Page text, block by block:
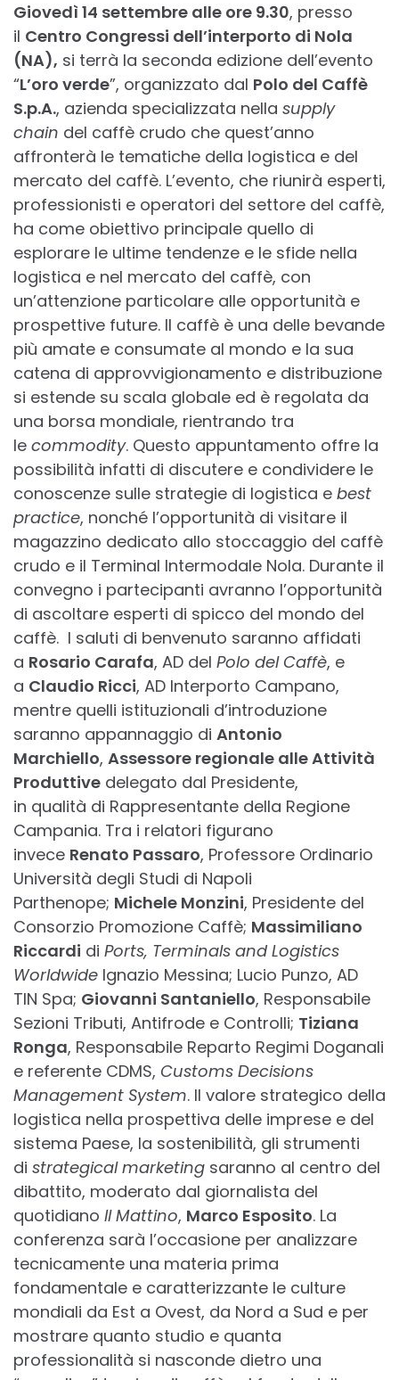
Giovedì 14 settembre alle ore 9.30, presso
il Centro Congressi dell’interporto di Nola
(NA), si terrà la seconda edizione dell’evento
“L’oro verde”, organizzato dal Polo del Caffè
S.p.A., azienda specializzata nella supply
chain del caffè crudo che quest’anno
affronterà le tematiche della logistica e del
mercato del caffè. L’evento, che riunirà esperti,
professionisti e operatori del settore del caffè,
ha come obiettivo principale quello di
esplorare le ultime tendenze e le sfide nella
logistica e nel mercato del caffè, con
un’attenzione particolare alle opportunità e
prospettive future. Il caffè è una delle bevande
più amate e consumate al mondo e la sua
catena di approvvigionamento e distribuzione
si estende su scala globale ed è regolata da
una borsa mondiale, rientrando tra
le commodity. Questo appuntamento offre la
possibilità infatti di discutere e condividere le
conoscenze sulle strategie di logistica e best
practice, nonché l’opportunità di visitare il
magazzino dedicato allo stoccaggio del caffè
crudo e il Terminal Intermodale Nola. Durante il
convegno i partecipanti avranno l’opportunità
di ascoltare esperti di spicco del mondo del
caffè. I saluti di benvenuto saranno affidati
a Rosario Carafa, AD del Polo del Caffè, e
a Claudio Ricci, AD Interporto Campano,
mentre quelli istituzionali d’introduzione
saranno appannaggio di Antonio
Marchiello, Assessore regionale alle Attività
Produttive delegato dal Presidente,
in qualità di Rappresentante della Regione
Campania. Tra i relatori figurano
invece Renato Passaro, Professore Ordinario
Università degli Studi di Napoli
Parthenope; Michele Monzini, Presidente del
Consorzio Promozione Caffè; Massimiliano
Riccardi di Ports, Terminals and Logistics
Worldwide Ignazio Messina; Lucio Punzo, AD
TIN Spa; Giovanni Santaniello, Responsabile
Sezioni Tributi, Antifrode e Controlli; Tiziana
Ronga, Responsabile Reparto Regimi Doganali
e referente CDMS, Customs Decisions
Management System. Il valore strategico della
logistica nella prospettiva delle imprese e del
sistema Paese, la sostenibilità, gli strumenti
di strategical marketing saranno al centro del
dibattito, moderato dal giornalista del
quotidiano Il Mattino, Marco Esposito. La
conferenza sarà l’occasione per analizzare
tecnicamente una materia prima
fondamentale e caratterizzante le culture
mondiali da Est a Ovest, da Nord a Sud e per
mostrare quanto studio e quanta
professionalità si nasconde dietro una